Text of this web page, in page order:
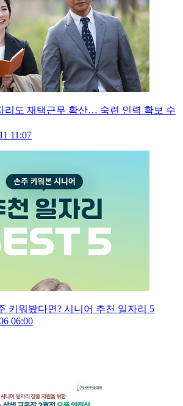
리도 재택근무 확산… 숙련 인력 확보 수
11:07
키워봤다면? 시니어 추천 일자리 5
06:00